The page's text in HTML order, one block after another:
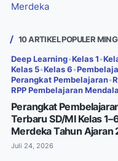
Merdeka
10 ARTIKEL POPULER
Deep Learning•Kelas 1 •
Kelas 5•Kelas 6 •
Perangkat Pembelajaran•
RPP Pembelajaran
Perangkat
Terbaru SD/MI Kelas
Merdeka Tahun
Juli 24, 2026